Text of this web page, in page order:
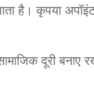
जाता है। कृपया
दूरी